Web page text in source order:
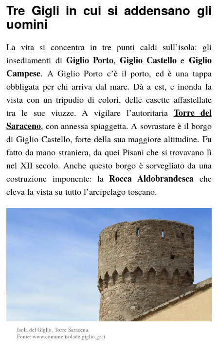
Tre Gigli in cui si addensano gli
uomini
La vita si concentra in tre punti caldi sull’isola: gli
insediamenti di Giglio Porto,Giglio Castello e Giglio
Campese. A Giglio Porto c’è il porto, ed è una tappa
obbligata per chi arriva dal mare. Dà a est, e inonda la
vista con un tripudio di colori, delle casette affastellate
tra le sue viuzze. A vigilare l’autoritaria Torre del
Saraceno, con annessa spiaggetta. A sovrastare è il borgo
di Giglio Castello, forte della sua maggiore altitudine. Fu
fatto da mano straniera, da quei Pisani che si trovavano lì
nel XII secolo. Anche questo borgo è sorvegliato da una
costruzione imponente: laRocca Aldobrandesca che
eleva la vista su tutto l’arcipelago toscano.
Isola del Giglio, Torre Saracena.
Fonte: www.comune.isoladelgiglio.gr.it